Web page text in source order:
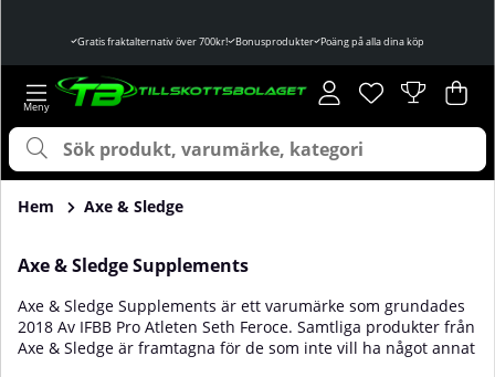
Gratis fraktalternativ över 700kr! Bonusprodukter Poäng på alla dina köp
Önskelista
Antal i
. .
Hem Axe & Sledge
Axe & Sledge Supplements
Axe & Sledge Supplements är ett varumärke som grundades
2018 Av IFBB Pro Atleten Seth Feroce. Samtliga produkter från
Axe & Sledge är framtagna för de som inte vill ha något annat